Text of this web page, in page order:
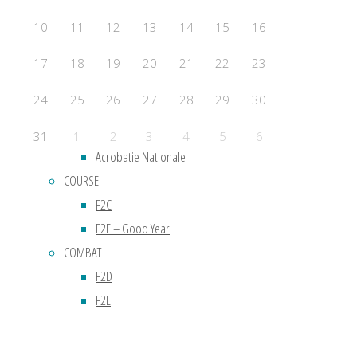
VITESSE NATIONALE
Vitesse A ( Débutant et Vintage )
ACROBATIE
F2B
Acrobatie Nationale
COURSE
F2C
F2F – Good Year
COMBAT
F2D
F2E
10 11 12 13 14 15 16
17 18 19 20 21 22 23
24 25 26 27 28 29 30
31 1 2 3 4 5 6
Évènements a venir
Aucun évènement